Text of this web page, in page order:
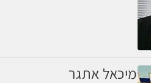
מיכאל אתגר